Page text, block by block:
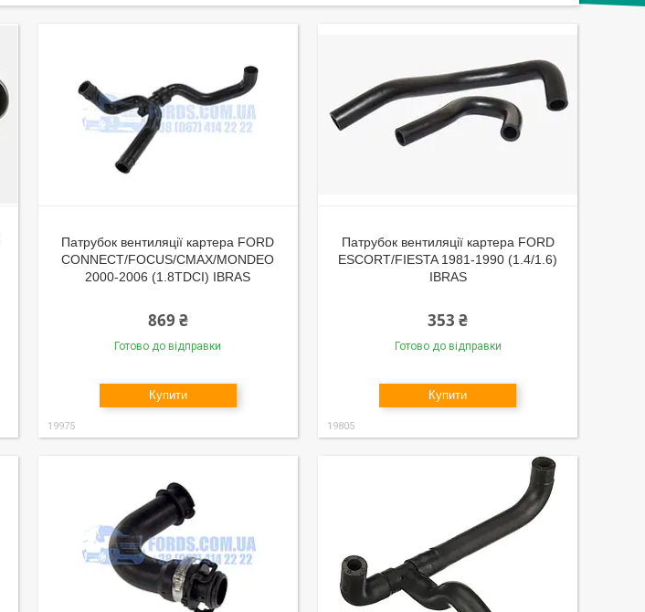
Патрубок вентиляції картера FORD
CONNECT/FOCUS/CMAX/MONDEO
2000-2006 (1.8TDCI) IBRAS
869 ₴
Готово до відправки
Купити
19975
Патрубок вентиляції картера FORD
ESCORT/FIESTA 1981-1990 (1.4/1.6)
IBRAS
353 ₴
Готово до відправки
Купити
19805